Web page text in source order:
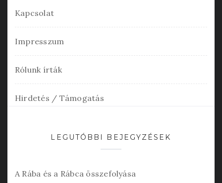
Kapcsolat
Impresszum
Rólunk írták
Hirdetés / Támogatás
LEGUTÓBBI BEJEGYZÉSEK
A Rába és a Rábca összefolyása